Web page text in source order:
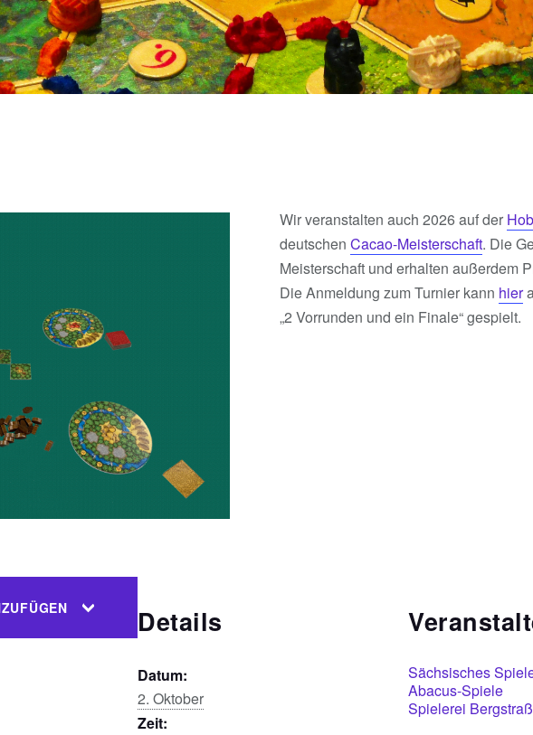
Wir veranstalten auch 2026 auf der
deutschen Cacao-Meisterschaft. Die
Meisterschaft und erhalten außerdem
Die Anmeldung zum Turnier kann hier
„2 Vorrunden und ein Finale“ gespielt.
Details
Datum:
2. Oktober
Zeit:
Sächsisches
Abacus-Spiele
Spielerei